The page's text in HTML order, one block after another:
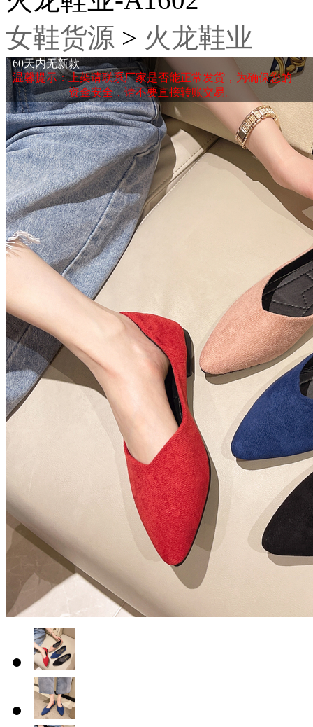
女鞋货源 > 火龙鞋业
60天内无新款
温馨提示：上架请联系厂家是否能正常发货，为确保您的
资金安全，请不要直接转账交易。